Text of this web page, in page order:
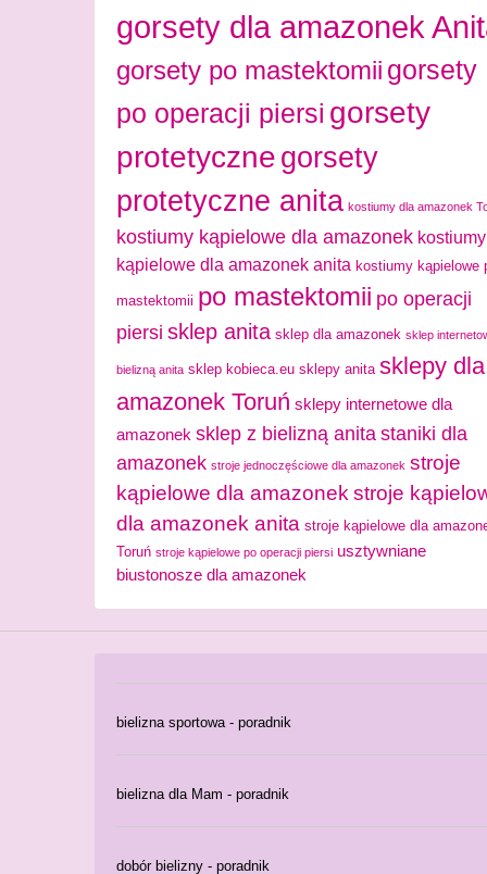
gorsety dla amazonek
gorsety po mastektomii gorsety
po operacji piersi gorsety
protetycznegorsety
protetyczne anita kostiumy dla amazonek
kostiumy kąpielowe dla amazonek kostiumy
kąpielowe dla amazonek anita kostiumy kąpielowe
mastektomii po mastektomii po operacji
piersi sklep anita sklep dla amazonek sklep
bielizną anita sklep kobieca.eu sklepy anita sklepy dla
amazonek Toruń sklepy internetowe dla
amazonek sklep z bielizną anita staniki dla
amazonek stroje jednoczęściowe dla amazonek stroje
kąpielowe dla amazonek stroje
dla amazonek anita stroje kąpielowe dla
Toruń stroje kąpielowe po operacji piersi usztywniane
biustonosze dla amazonek
bielizna sportowa - poradnik
bielizna dla Mam - poradnik
dobór bielizny - poradnik